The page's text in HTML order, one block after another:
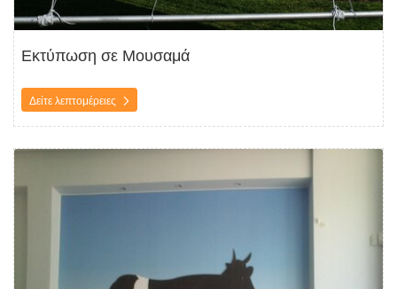
Εκτύπωση σε Μουσαμά
Δείτε λεπτομέρειες
Δείτε λεπτομέρειες Εκτύπωση σε Forex